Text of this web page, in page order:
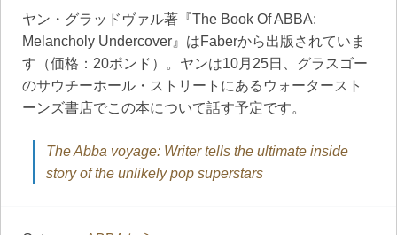
ヤン・グラッドヴァル著『The Book Of ABBA:
Melancholy Undercover』はFaberから出版されていま
す（価格：20ポンド）。ヤンは10月25日、グラスゴー
のサウチーホール・ストリートにあるウォータースト
ーンズ書店でこの本について話す予定です。
The Abba voyage: Writer tells the ultimate inside
story of the unlikely pop superstars